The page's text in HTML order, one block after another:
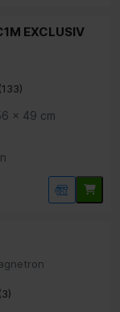
EXCLUSIV
(133)
x 49 cm
(3)